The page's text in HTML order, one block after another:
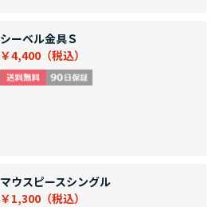
シーベル金具Ｓ
￥4,400
マウスピースシングル
￥1,300